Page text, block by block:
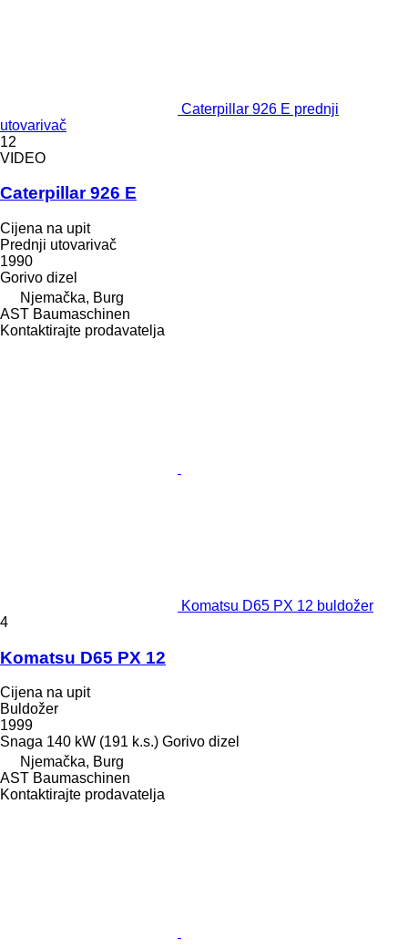
Caterpillar 926 E prednji
utovarivač
12
VIDEO
Caterpillar 926 E
Cijena na upit
Prednji utovarivač
1990
Gorivo dizel
Njemačka, Burg
AST Baumaschinen
Kontaktirajte prodavatelja
Komatsu D65 PX 12 buldožer
4
Komatsu D65 PX 12
Cijena na upit
Buldožer
1999
Snaga 140 kW (191 k.s.) Gorivo dizel
Njemačka, Burg
AST Baumaschinen
Kontaktirajte prodavatelja